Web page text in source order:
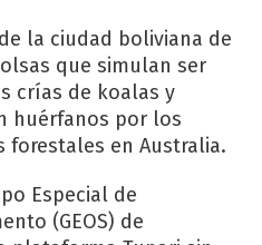
la ciudad boliviana de
que simulan ser
crías de koalas y
huérfanos por los
forestales en Australia.
Especial de
(GEOS) de